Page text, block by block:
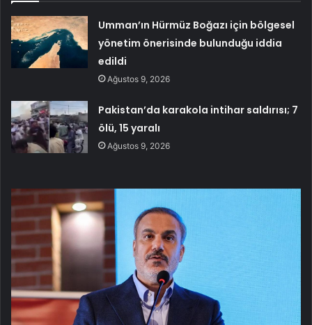
Umman’ın Hürmüz Boğazı için bölgesel
yönetim önerisinde bulunduğu iddia
edildi
Ağustos 9, 2026
Pakistan’da karakola intihar saldırısı; 7
ölü, 15 yaralı
Ağustos 9, 2026